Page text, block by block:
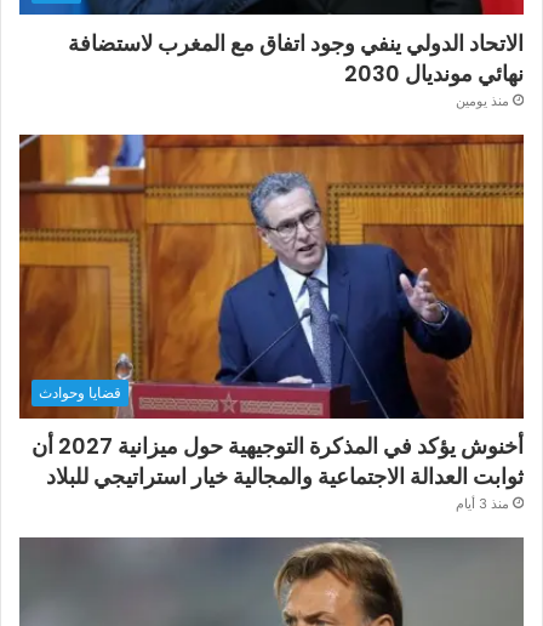
الاتحاد الدولي ينفي وجود اتفاق مع المغرب لاستضافة
نهائي مونديال 2030
منذ يومين
قضايا وحوادث
أخنوش يؤكد في المذكرة التوجيهية حول ميزانية 2027 أن
ثوابت العدالة الاجتماعية والمجالية خيار استراتيجي للبلاد
منذ 3 أيام